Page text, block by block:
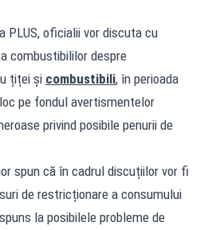
PLUS, oficialii vor discuta cu
combustibililor despre
țiței și combustibili, în perioada
pe fondul avertismentelor
privind posibile penurii de
spun că în cadrul discuțiilor vor fi
de restricționare a consumului
la posibilele probleme de